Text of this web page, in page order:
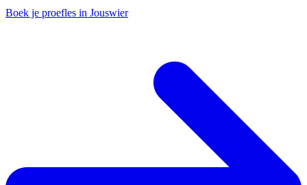
Boek je proefles in Jouswier